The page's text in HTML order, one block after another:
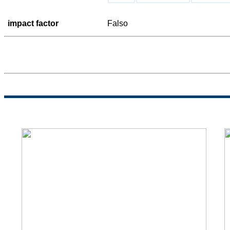
impact factor Falso